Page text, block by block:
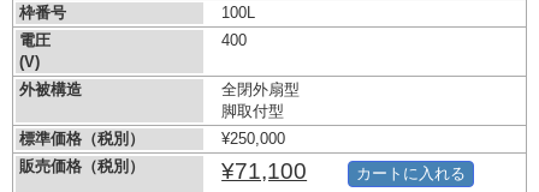
枠番号
100L
電圧
(V)
400
外被構造
全閉外扇型
脚取付型
標準価格（税別）
¥250,000
販売価格（税別）
¥71,100 カートに入れる